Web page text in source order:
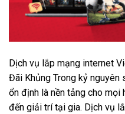
Dịch vụ lắp mạng internet
Đãi Khủng Trong kỷ
ổn định là nền tảng cho
đến giải trí tại gia. Dịch vụ